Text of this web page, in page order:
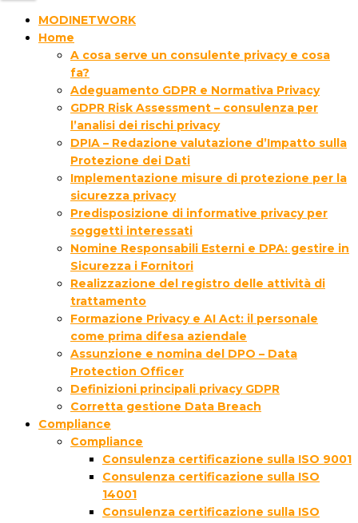
MODINETWORK
Home
A cosa serve un consulente privacy e cosa
fa?
Adeguamento GDPR e Normativa Privacy
GDPR Risk Assessment – consulenza per
l’analisi dei rischi privacy
DPIA – Redazione valutazione d’Impatto sulla
Protezione dei Dati
Implementazione misure di protezione per la
sicurezza privacy
Predisposizione di informative privacy per
soggetti interessati
Nomine Responsabili Esterni e DPA: gestire in
Sicurezza i Fornitori
Realizzazione del registro delle attività di
trattamento
Formazione Privacy e AI Act: il personale
come prima difesa aziendale
Assunzione e nomina del DPO – Data
Protection Officer
Definizioni principali privacy GDPR
Corretta gestione Data Breach
Compliance
Compliance
Consulenza certificazione sulla ISO 9001
Consulenza certificazione sulla ISO
14001
Consulenza certificazione sulla ISO